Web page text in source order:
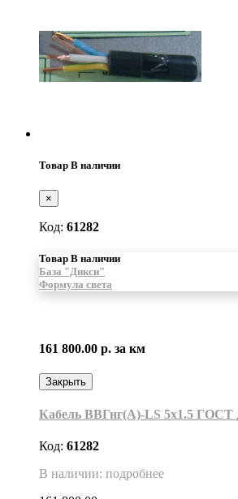
Товар В наличии
×
Код: 61282
Товар В наличии
База "Дикси"
Формула света
161 800.00 р. за км
Закрыть
Кабель ВВГнг(А)-LS 5х1.5 ГОСТ
Код: 61282
В наличии: подробнее